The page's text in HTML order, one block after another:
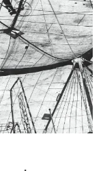
HORA
capacidad
unidades
año de
HORA
a